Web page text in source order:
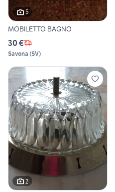
5
MOBILETTO BAGNO
30 €
Savona (SV)
2